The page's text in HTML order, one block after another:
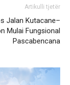
Artikulli tjetër
Jalan Kutacane–
Mulai Fungsional
Pascabencana